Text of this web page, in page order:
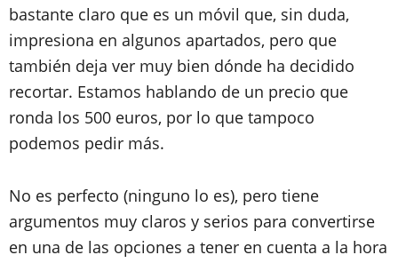
bastante claro que es un móvil que, sin duda,
impresiona en algunos apartados, pero que
también deja ver muy bien dónde ha decidido
recortar. Estamos hablando de un precio que
ronda los 500 euros, por lo que tampoco
podemos pedir más.
No es perfecto (ninguno lo es), pero tiene
argumentos muy claros y serios para convertirse
en una de las opciones a tener en cuenta a la hora